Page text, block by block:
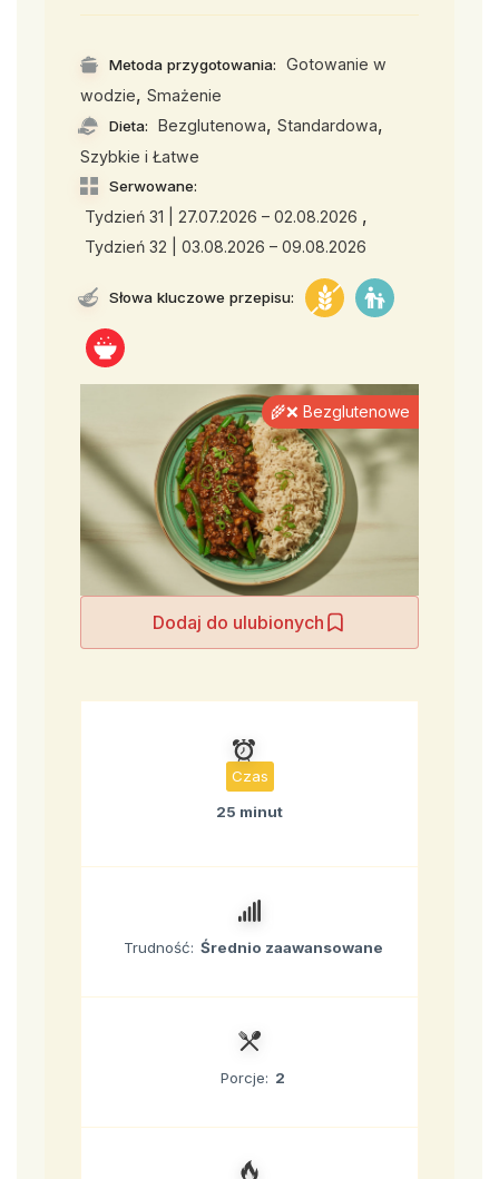
Metoda przygotowania:
Gotowanie w
wodzie, Smażenie
Dieta: Bezglutenowa, Standardowa,
Szybkie i Łatwe
Serwowane:
Tydzień 31 | 27.07.2026 – 02.08.2026 ,
Tydzień 32 | 03.08.2026 – 09.08.2026
Słowa kluczowe przepisu:
Dodaj do ulubionych
🌾❌ Bezglutenowe
Czas
25 minut
Trudność: Średnio zaawansowane
Porcje: 2